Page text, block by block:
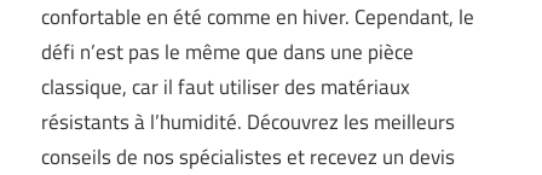
confortable en été comme en hiver. Cependant, le
défi n’est pas le même que dans une pièce
classique, car il faut utiliser des matériaux
résistants à l’humidité. Découvrez les meilleurs
conseils de nos spécialistes et recevez un devis